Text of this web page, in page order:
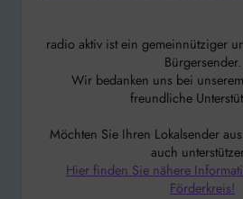
radio aktiv ist ein gemeinnütziger
Bürgersender.
Wir bedanken uns bei
freundliche
Möchten Sie Ihren Lokalsender
auch
Hier finden Sie nähere
Förderkreis!